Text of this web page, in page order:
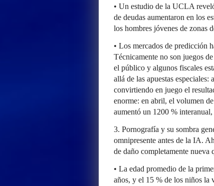
• Un estudio de la UCLA
de deudas aumentaron en los
los hombres jóvenes de zonas
• Los mercados de predicción
Técnicamente no son juegos
el público y algunos fiscales
allá de las apuestas
convirtiendo en juego el
enorme: en abril, el volumen
aumentó un 1200 %
3. Pornografía y su sombra
omnipresente antes de la IA.
de daño completamente nueva
• La edad promedio de la
años, y el 15 % de los niños la